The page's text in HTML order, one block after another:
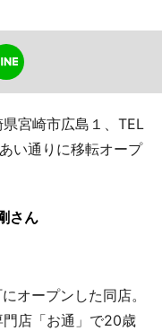
宮崎市広島１、TEL
い通りに移転オープ
さん
オープンした同店。
店「お通」で20歳